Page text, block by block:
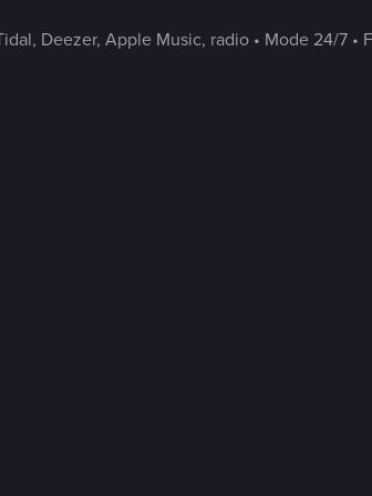
Deezer, Apple Music, radio • Mode 24/7 •